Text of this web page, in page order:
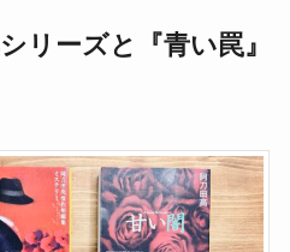
リーズと『青い罠』